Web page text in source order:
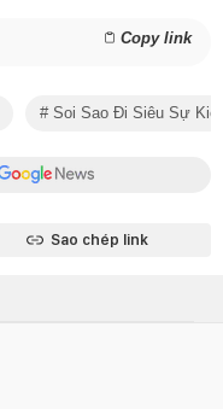
Copy link
Soi Sao Đi Siêu Sự
Sao chép link